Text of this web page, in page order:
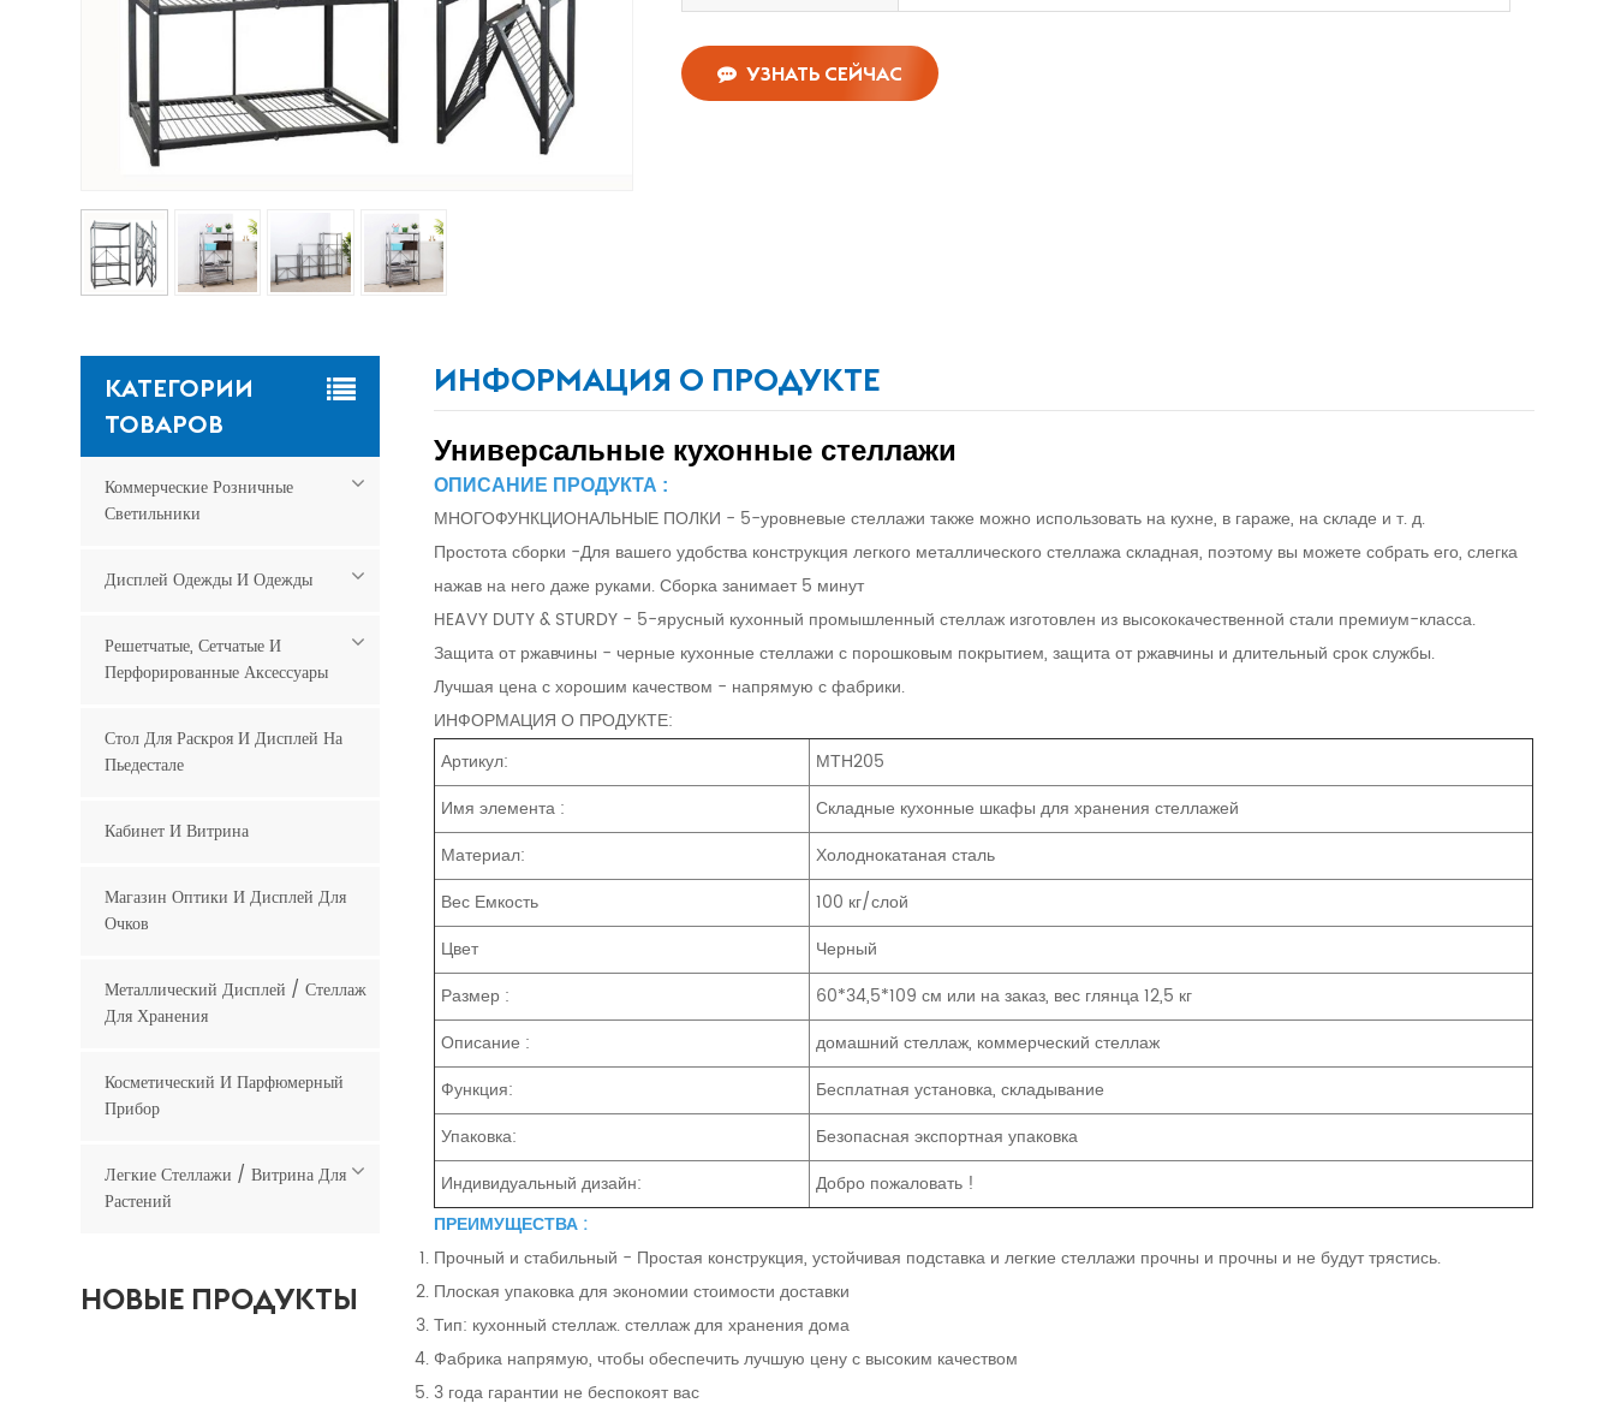
УЗНАТЬ СЕЙЧАС
ИНФОРМАЦИЯ О ПРОДУКТЕ
Универсальные кухонные стеллажи
ОПИСАНИЕ ПРОДУКТА :
МНОГОФУНКЦИОНАЛЬНЫЕ ПОЛКИ - 5-уровневые стеллажи также можно использовать на кухне, в гараже, на складе и т. д.
Простота сборки -Для вашего удобства конструкция легкого металлического стеллажа складная, поэтому вы можете собрать его, слегка
нажав на него даже руками. Сборка занимает 5 минут
HEAVY DUTY & STURDY - 5-ярусный кухонный промышленный стеллаж изготовлен из высококачественной стали премиум-класса.
Защита от ржавчины - черные кухонные стеллажи с порошковым покрытием, защита от ржавчины и длительный срок службы.
Лучшая цена с хорошим качеством - напрямую с фабрики.
ИНФОРМАЦИЯ О ПРОДУКТЕ:
Артикул:
МТН205
Имя элемента :
Складные кухонные шкафы для хранения стеллажей
Материал:
Холоднокатаная сталь
Вес Емкость
100 кг/слой
Цвет
Черный
Размер :
60*34,5*109 см или на заказ, вес глянца 12,5 кг
Описание :
домашний стеллаж, коммерческий стеллаж
Функция:
Бесплатная установка, складывание
Упаковка:
Безопасная экспортная упаковка
Индивидуальный дизайн:
Добро пожаловать !
ПРЕИМУЩЕСТВА :
Прочный и стабильный - Простая конструкция, устойчивая подставка и легкие стеллажи прочны и прочны и не будут трястись.
Плоская упаковка для экономии стоимости доставки
Тип: кухонный стеллаж. стеллаж для хранения дома
Фабрика напрямую, чтобы обеспечить лучшую цену с высоким качеством
3 года гарантии не беспокоят вас
КАТЕГОРИИ
ТОВАРОВ
Коммерческие Розничные
Светильники
Дисплей Одежды И Одежды
Решетчатые, Сетчатые И
Перфорированные Аксессуары
Стол Для Раскроя И Дисплей На
Пьедестале
Кабинет И Витрина
Магазин Оптики И Дисплей Для
Очков
Металлический Дисплей / Стеллаж
Для Хранения
Косметический И Парфюмерный
Прибор
Легкие Стеллажи / Витрина Для
Растений
НОВЫЕ ПРОДУКТЫ